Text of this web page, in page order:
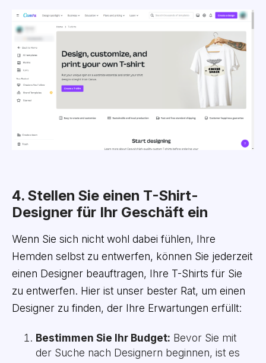
4. Stellen Sie einen T-Shirt-
Designer für Ihr Geschäft ein
Wenn Sie sich nicht wohl dabei fühlen, Ihre
Hemden selbst zu entwerfen, können Sie jederzeit
einen Designer beauftragen, Ihre T-Shirts für Sie
zu entwerfen. Hier ist unser bester Rat, um einen
Designer zu finden, der Ihre Erwartungen erfüllt:
Bestimmen Sie Ihr Budget: Bevor Sie mit
der Suche nach Designern beginnen, ist es